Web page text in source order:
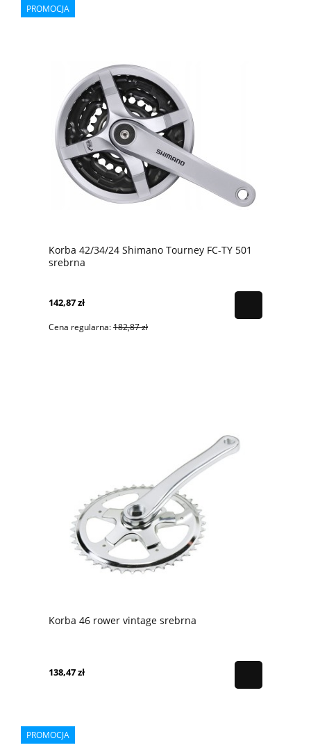
Korba 42/34/24 Shimano Tourney FC-TY 501
srebrna
142,87 zł
Cena regularna:182,87 zł
PROMOCJA
Korba 46 rower vintage srebrna
138,47 zł
PROMOCJA